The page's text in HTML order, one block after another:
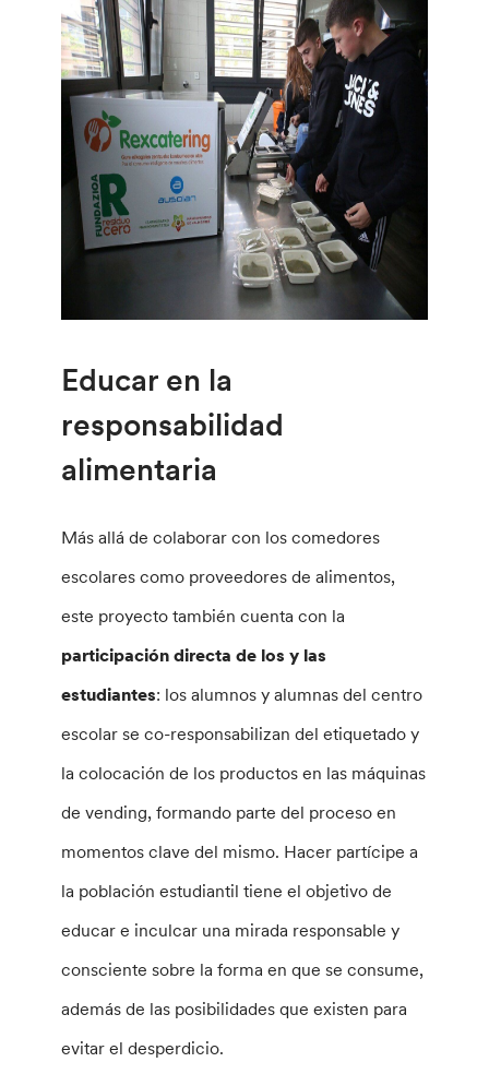
Educar en la
responsabilidad
alimentaria
Más allá de colaborar con los comedores
escolares como proveedores de alimentos,
este proyecto también cuenta con la
participación directa de los y las
estudiantes: los alumnos y alumnas del centro
escolar se co-responsabilizan del etiquetado y
la colocación de los productos en las máquinas
de vending, formando parte del proceso en
momentos clave del mismo. Hacer partícipe a
la población estudiantil tiene el objetivo de
educar e inculcar una mirada responsable y
consciente sobre la forma en que se consume,
además de las posibilidades que existen para
evitar el desperdicio.